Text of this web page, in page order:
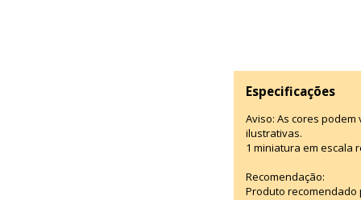
Especificações
Aviso: As cores
ilustrativas.
1 miniatura em escala
Recomendação:
Produto recomendado